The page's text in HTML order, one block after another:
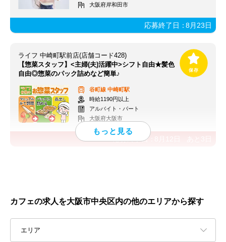
大阪府岸和田市
応募終了日：8月23日
ライフ 中崎町駅前店(店舗コード428)
【惣菜スタッフ】<主婦(夫)活躍中>シフト自由★髪色
自由◎惣菜のパック詰めなど簡単♪
谷町線 中崎町駅
時給1190円以上
アルバイト・パート
大阪府大阪市
応募終了日：
カフェの求人を大阪市中央区内の他のエリアから探す
エリア